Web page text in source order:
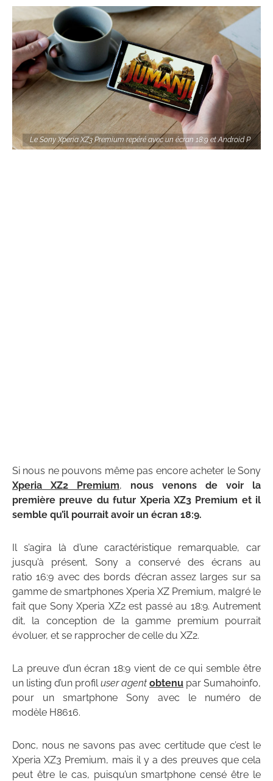
Le Sony Xperia XZ3 Premium repéré avec un écran 18:9 et Android P
Si nous ne pouvons même pas encore acheter le Sony
Xperia XZ2 Premium, nous venons de voir la
première preuve du futur Xperia XZ3 Premium et il
semble qu’il pourrait avoir un écran 18:9.
Il s’agira là d’une caractéristique remarquable, car
jusqu’à présent, Sony a conservé des écrans au
ratio 16:9 avec des bords d’écran assez larges sur sa
gamme de smartphones Xperia XZ Premium, malgré le
fait que Sony Xperia XZ2 est passé au 18:9. Autrement
dit, la conception de la gamme premium pourrait
évoluer, et se rapprocher de celle du XZ2.
La preuve d’un écran 18:9 vient de ce qui semble être
un listing d’un profil user agent obtenu par Sumahoinfo,
pour un smartphone Sony avec le numéro de
modèle H8616.
Donc, nous ne savons pas avec certitude que c’est le
Xperia XZ3 Premium, mais il y a des preuves que cela
peut être le cas, puisqu’un smartphone censé être le